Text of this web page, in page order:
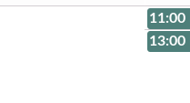
11:00
13:00